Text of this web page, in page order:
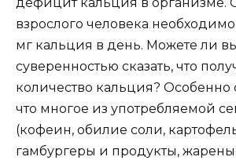
дефицит кальция в организме.
взрослого человека
мг кальция в день. Можете ли
суверенностью сказать, что
количество кальция? Особенно
что многое из употребляемой
(кофеин, обилие соли,
гамбургеры и продукты,